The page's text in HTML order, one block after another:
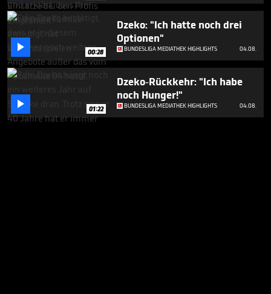
 00:28
Dzeko: "Ich hatte noch drei
Optionen"
BUNDESLIGA MEDIATHEK HIGHLIGHTS 04.08.
 01:22
Dzeko-Rückkehr: "Ich habe
noch Hunger!"
BUNDESLIGA MEDIATHEK HIGHLIGHTS 04.08.